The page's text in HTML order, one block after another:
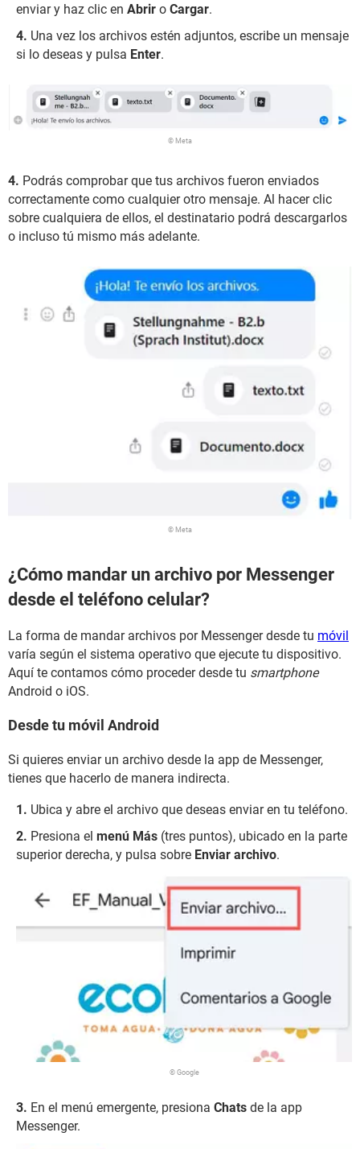
enviar y haz clic en Abrir o Cargar.
Una vez los archivos estén adjuntos, escribe un mensaje
si lo deseas y pulsa Enter.
© Meta
4. Podrás comprobar que tus archivos fueron enviados
correctamente como cualquier otro mensaje. Al hacer clic
sobre cualquiera de ellos, el destinatario podrá descargarlos
o incluso tú mismo más adelante.
© Meta
¿Cómo mandar un archivo por Messenger
desde el teléfono celular?
La forma de mandar archivos por Messenger desde tu móvil
varía según el sistema operativo que ejecute tu dispositivo.
Aquí te contamos cómo proceder desde tu smartphone
Android o iOS.
Desde tu móvil Android
Si quieres enviar un archivo desde la app de Messenger,
tienes que hacerlo de manera indirecta.
Ubica y abre el archivo que deseas enviar en tu teléfono.
Presiona el menú Más (tres puntos), ubicado en la parte
superior derecha, y pulsa sobre Enviar archivo.
© Google
En el menú emergente, presiona Chats de la app
Messenger.